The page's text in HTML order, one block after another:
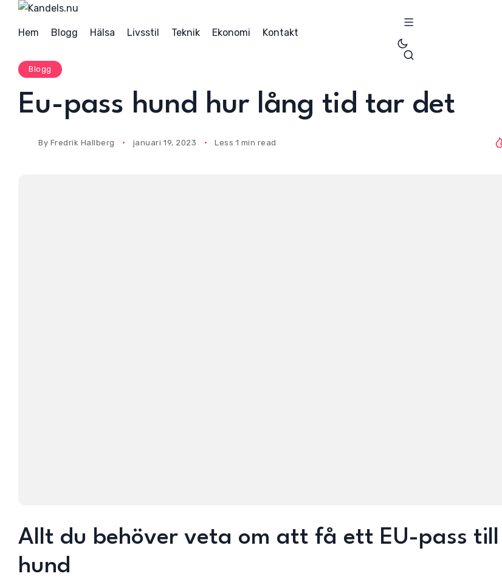
Hem Blogg Hälsa Livsstil Teknik Ekonomi Kontakt
Blogg
Eu-pass hund hur lång tid tar det
By Fredrik Hallberg januari 19, 2023 Less 1 min read
Allt du behöver veta om att få ett EU-pass till
hund